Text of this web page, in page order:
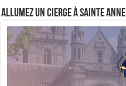
Allumez un cierge à Sainte Anne